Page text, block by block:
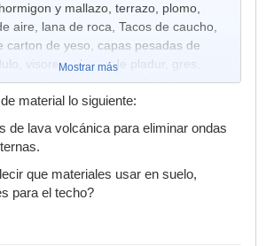
y mallazo, terrazo, plomo,
aire, lana de roca, Tacos de caucho,
carton de yeso, capas pesadas de
visores, placas de pladur, gres,
gomaespuma, Celotex o
celda cerrada, tela acústica
Knauf cleano, Copopren,
PF-5 (Amortiguante para
flotantes), Espuma perfilada,
Mostrar más
material lo siguiente:
de lava volcánica para eliminar ondas
que materiales usar en suelo,
para el techo?